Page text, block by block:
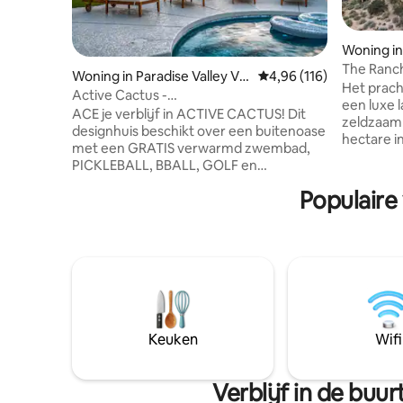
Woning in Paradise Valley Vill
age
Gemiddelde
4,96 (116)
Active Cactus -
Pickleball/Basketbal/Zwembad/Golf/Vuurplaats
ACE je verblijf in ACTIVE CACTUS! Dit
designhuis beschikt over een buitenoase
met een GRATIS verwarmd zwembad,
PICKLEBALL, BBALL, GOLF en
herontwikkeling van de Paradise Valley
Mall met eetgelegenheden, winkels en
golfen, wandelen en
De perfecte vakantiebestemming voor
ontspanning, avontuur en herinneringen
Woning
The
Het
een luxe
hectare
slechts
en
de Valley
Keuken Wifi
Verblijf in de